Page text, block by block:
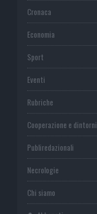
Cronaca
Economia
Sport
Eventi
Rubriche
Cooperazione e dintorni
Publiredazionali
Necrologie
Chi siamo